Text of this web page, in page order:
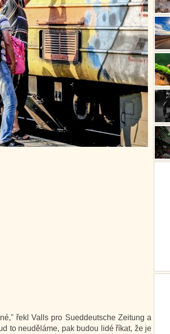
řekl Valls pro Sueddeutsche Zeitung a
to neuděláme, pak budou lidé říkat, že je